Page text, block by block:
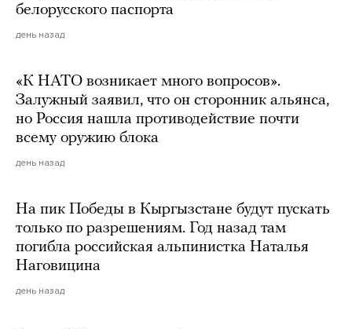
белорусского паспорта
день назад
«К НАТО возникает много вопросов».
Залужный заявил, что он сторонник альянса,
но Россия нашла противодействие почти
всему оружию блока
день назад
На пик Победы в Кыргызстане будут пускать
только по разрешениям. Год назад там
погибла российская альпинистка Наталья
Наговицина
день назад